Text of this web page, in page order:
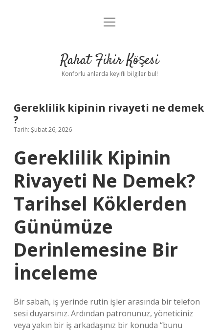
Anasayfa
Yasal Uyarı
menüyü
Rahat Fikir Köşesi
Konforlu anlarda keyifli bilgiler bul!
Gereklilik kipinin rivayeti ne demek
?
Tarih: Şubat 26, 2026
Gereklilik Kipinin
Rivayeti Ne Demek?
Tarihsel Köklerden
Günümüze
Derinlemesine Bir
İnceleme
Bir sabah, iş yerinde rutin işler arasında bir telefon
sesi duyarsınız. Ardından patronunuz, yöneticiniz
veya yakın bir iş arkadaşınız bir konuda “bunu